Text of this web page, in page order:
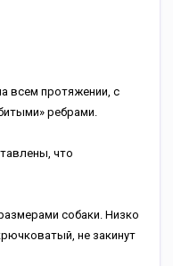
всем протяжении, с
ребрами.
что
собаки. Низко
не закинут